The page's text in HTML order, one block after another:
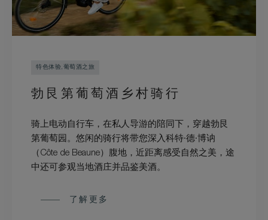
特色体验,葡萄酒之旅
勃艮第葡萄酒乡村骑行
骑上电动自行车，在私人导游的陪同下，穿越勃艮
第葡萄园。悠闲的骑行将带您深入科特·德·博讷
（Côte de Beaune）腹地，近距离感受自然之美，途
中还可参观当地酒庄并品鉴美酒。
了解更多